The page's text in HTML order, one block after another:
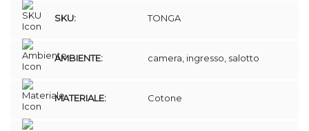
SKU: TONGA
AMBIENTE: camera, ingresso, salotto
MATERIALE: Cotone